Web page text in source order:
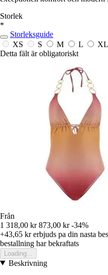
Storlek
*
Storleksguide
XS
S M L
XL
Detta fält är obligatoriskt
Från
1 318,00 kr 873,00 kr -34%
+43,65 krerbjuds pa din nasta
bestallning har bekraftats
Loading...
Beskrivning